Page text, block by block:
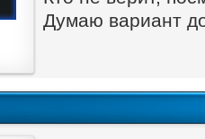
Думаю вариант